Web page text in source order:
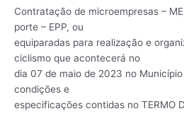
Contratação de microempresas –
porte – EPP, ou
equiparadas para realização e
ciclismo que acontecerá no
dia 07 de maio de 2023 no
condições e
especificações contidas no TERMO